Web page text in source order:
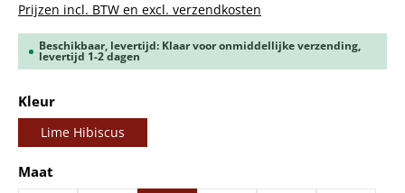
Prijzen incl. BTW en excl. verzendkosten
Beschikbaar, levertijd: Klaar voor onmiddellijke verzending,
levertijd 1-2 dagen
Selecteer
Kleur
Lime Hibiscus
Selecteer
Maat